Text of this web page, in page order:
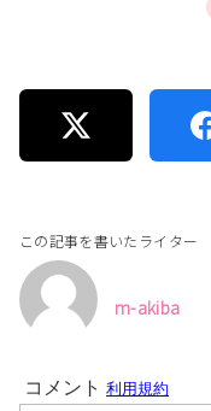
この記事を書いたライター
m-akiba